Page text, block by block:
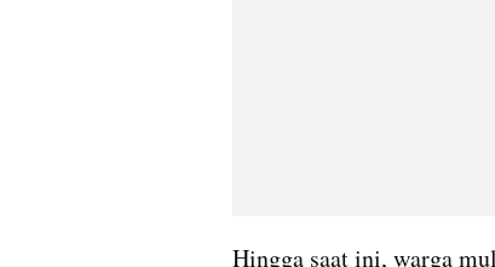
Hingga saat ini, warga